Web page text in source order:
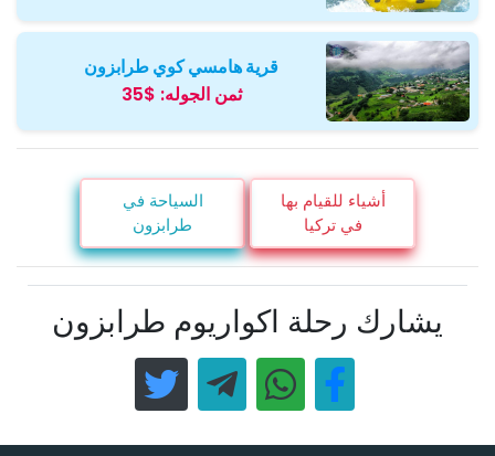
قرية هامسي كوي طرابزون
ثمن الجوله: $35
أشياء للقيام بها
في تركيا
السياحة في
طرابزون
يشارك رحلة اكواريوم طرابزون